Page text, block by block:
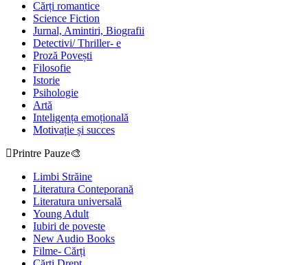
Cărți romantice
Science Fiction
Jurnal, Amintiri, Biografii
Detectivi/ Thriller- e
Proză Povești
Filosofie
Istorie
Psihologie
Artă
Inteligența emoțională
Motivație și succes
Printre Pauze🎨
Limbi Străine
Literatura Conteporană
Literatura universală
Young Adult
Iubiri de poveste
New Audio Books
Filme- Cărți